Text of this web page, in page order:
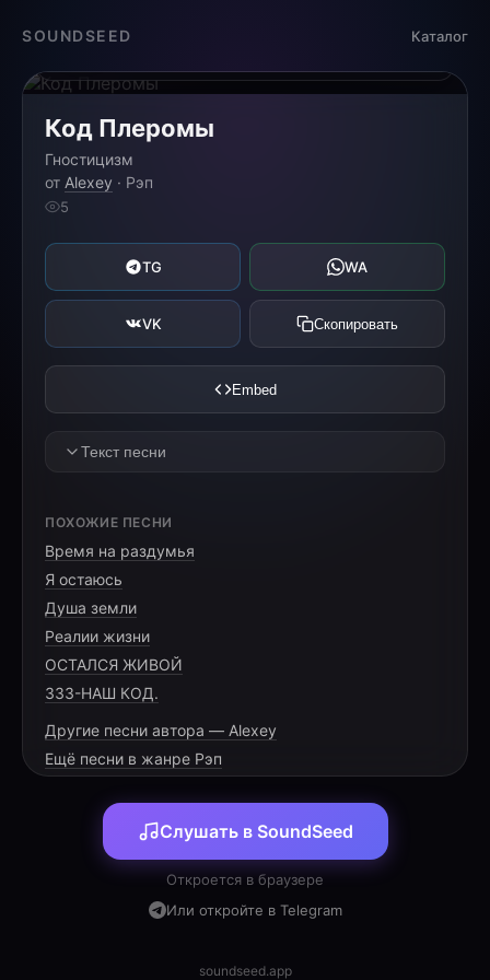
SOUNDSEED Каталог
Код Плеромы
Гностицизм
от Alexey · Рэп
5
TG WA
VK Скопировать
Embed
Текст песни
Вспышка внутри, разрывает оковы,
Мир — это тюрьма, и стены суровы.
Ищи этот свет, он внутри глубоко,
[VERSE 1]
Смотришь в экран, видишь серые тени,
Архонты плетут в лабиринте видений.
Иллюзия плоти, материи гнёт,
Но искра живая внутри не умрёт.
ПОХОЖИЕ ПЕСНИ
Время на раздумья
Я остаюсь
Душа земли
Реалии жизни
ОСТАЛСЯ ЖИВОЙ
333-НАШ КОД.
Другие песни автора — Alexey
Ещё песни в жанре Рэп
Слушать в SoundSeed
Откроется в браузере
Или откройте в Telegram
soundseed.app